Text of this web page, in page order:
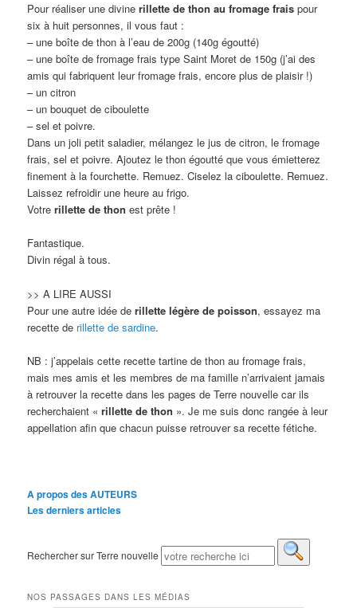
Pour réaliser une divinerillette de thon au fromage frais pour
six à huit personnes, il vous faut :
– une boîte de thon à l’eau de 200g (140g égoutté)
– une boîte de fromage frais type Saint Moret de 150g (j’ai des
amis qui fabriquent leur fromage frais, encore plus de plaisir !)
– un citron
– un bouquet de ciboulette
– sel et poivre.
Dans un joli petit saladier, mélangez le jus de citron, le fromage
frais, sel et poivre. Ajoutez le thon égoutté que vous émietterez
finement à la fourchette. Remuez. Ciselez la ciboulette. Remuez.
Laissez refroidir une heure au frigo.
Votrerillette de thon est prête !
Fantastique.
Divin régal à tous.
>> A LIRE AUSSI
Pour une autre idée derillette légère de poisson, essayez ma
recette de rillette de sardine.
NB : j’appelais cette recette tartine de thon au fromage frais,
mais mes amis et les membres de ma famille n’arrivaient jamais
à retrouver la recette dans les pages de Terre nouvelle car ils
recherchaient « rillette de thon ». Je me suis donc rangée à leur
appellation afin que chacun puisse retrouver sa recette fétiche.
A propos des AUTEURS
Les derniers articles
Rechercher sur Terre nouvelle
NOS PASSAGES DANS LES MÉDIAS